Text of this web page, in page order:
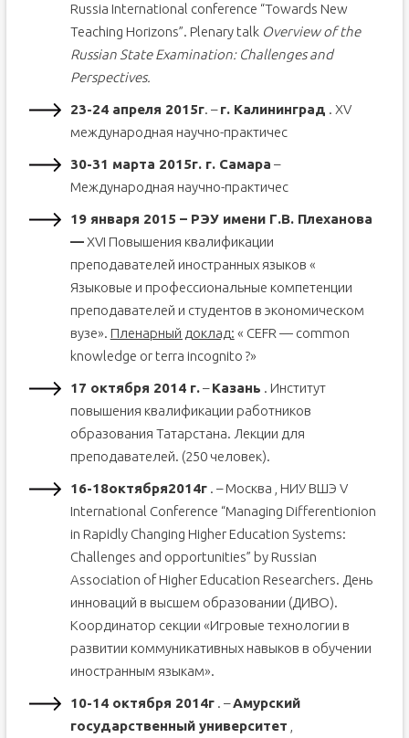
Russia International conference “Towards New
Teaching Horizons”. Plenary talk Overview of the
Russian State Examination: Challenges and
Perspectives.
23-24 апреля 2015г. –г. Калининград . XV
международная научно-практичес
30-31 марта 2015г. г. Самара –
Международная научно-практичес
19 января 2015 – РЭУ имени Г.В. Плеханова
—XVI Повышения квалификации
преподавателей иностранных языков «
Языковые и профессиональные компетенции
преподавателей и студентов в экономическом
вузе». Пленарный доклад: « CEFR — common
knowledge or terra incognito ?»
17 октября 2014 г.–Казань . Институт
повышения квалификации работников
образования Татарстана. Лекции для
преподавателей. (250 человек).
16-18октября2014г. – Москва , НИУ ВШЭ V
International Conference “Managing Differentionion
in Rapidly Changing Higher Education Systems:
Challenges and opportunities” by Russian
Association of Higher Education Researchers. День
инноваций в высшем образовании (ДИВО).
Координатор секции «Игровые технологии в
развитии коммуникативных навыков в обучении
иностранным языкам».
10-14 октября 2014г. –Амурский
государственный университет